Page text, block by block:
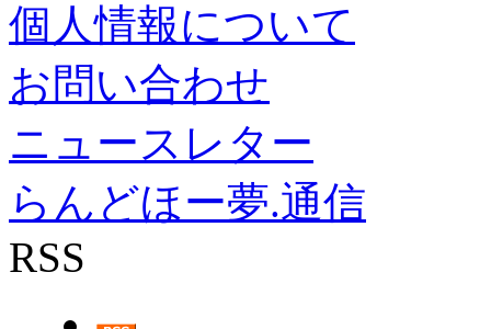
個人情報について
お問い合わせ
ニュースレター
らんどほー夢.通信
RSS